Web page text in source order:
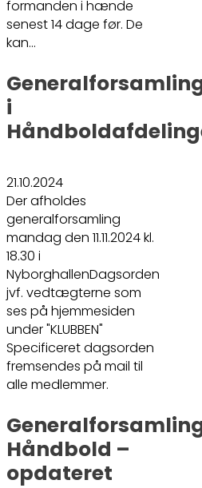
formanden i hænde
senest 14 dage før. De
kan…
i
21.10.2024
Der afholdes
generalforsamling
mandag den 11.11.2024 kl.
18.30 i
NyborghallenDagsorden
jvf. vedtægterne som
ses på hjemmesiden
under "KLUBBEN"
Specificeret dagsorden
fremsendes på mail til
alle medlemmer.
Håndbold –
opdateret